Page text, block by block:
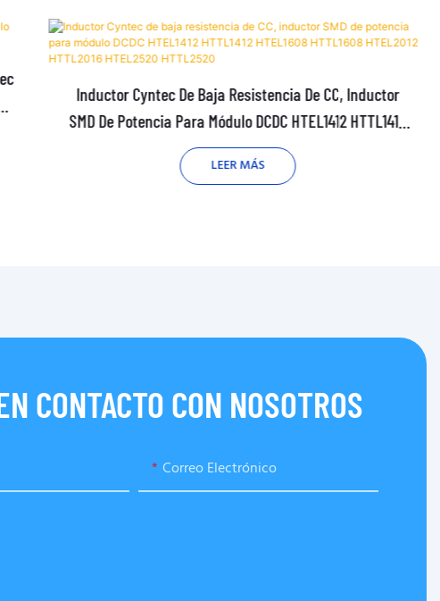
Inductor Cyntec De Baja Resistencia De CC, Inductor
SMD De Potencia Para Módulo DCDC HTEL1412 HTTL1412
HTEL1608 HTTL1608 HTEL2012 HTTL2016 HTEL2520
HTTL2520
LEER MÁS
CONTACTO CON NOSOTROS
Correo Electrónico